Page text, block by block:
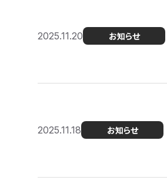
2025.11.20 お知らせ
2025.11.18 お知らせ